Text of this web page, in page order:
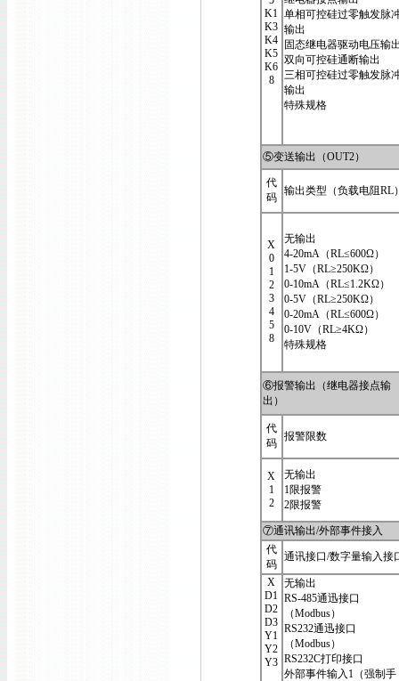
K1
K3
K4
K5
K6
8
单相可控硅过零触发脉
输出
固态继电器驱动电压输
双向可控硅通断输出
三相可控硅过零触发脉
输出
特殊规格
⑤变送输出（OUT2）
代
码
输出类型（负载电阻RL
X
0
1
2
3
4
5
8
无输出
4-20mA（RL≤600Ω）
1-5V（RL≥250KΩ）
0-10mA（RL≤1.2KΩ）
0-5V（RL≥250KΩ）
0-20mA（RL≤600Ω）
0-10V（RL≥4KΩ）
特殊规格
⑥报警输出（继电器接点输
出）
代
码
报警限数
X
1
2
无输出
1限报警
2限报警
⑦通讯输出/外部事件接入
代
码
通讯接口/数字量输入接
X
D1
D2
D3
Y1
Y2
Y3
无输出
RS-485通迅接口
（Modbus）
RS232通迅接口
（Modbus）
RS232C打印接口
外部事件输入1（强制手